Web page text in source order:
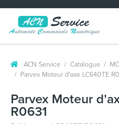
ACN Service Catalogue
Parvex Moteur d'axe LC640TE
Parvex Moteur
R0631